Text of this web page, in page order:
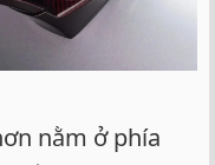
nằm ở phía